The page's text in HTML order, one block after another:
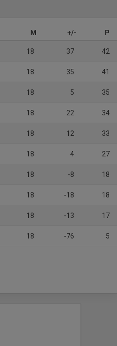
M +/- P
18 37 42
18 35 41
18 5 35
18 22 34
18 12 33
18 4 27
18 -8 18
18 -18 18
18 -13 17
18 -76 5